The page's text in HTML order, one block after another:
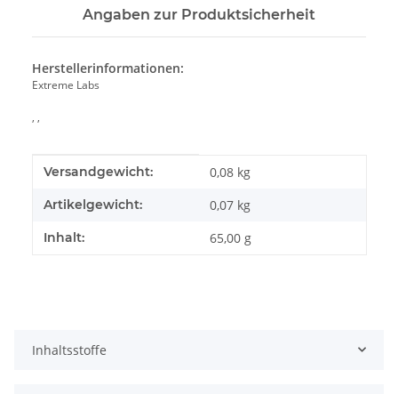
Angaben zur Produktsicherheit
Herstellerinformationen:
Extreme Labs
, ,
Produkteigenschaft
Wert
Versandgewicht: 0,08 kg
Artikelgewicht: 0,07 kg
Inhalt: 65,00 g
Inhaltsstoffe